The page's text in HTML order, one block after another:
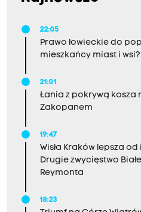
22:05
Prawo łowieckie do
mieszkańcy miast i wsi?
21:01
Łania z pokrywą kosza
Zakopanem
19:47
Wisła Kraków lepsza
Drugie zwycięstwo
Reymonta
18:23